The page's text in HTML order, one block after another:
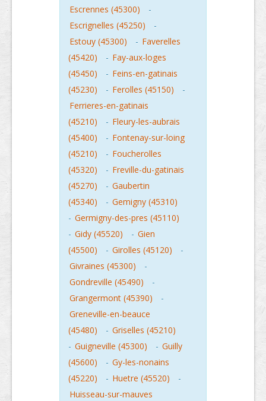
Escrennes (45300)
-
Escrignelles (45250)
-
Estouy (45300)
- Faverelles
(45420)
- Fay-aux-loges
(45450)
- Feins-en-gatinais
(45230)
- Ferolles (45150)
-
Ferrieres-en-gatinais
(45210)
- Fleury-les-aubrais
(45400)
- Fontenay-sur-loing
(45210)
- Foucherolles
(45320)
- Freville-du-gatinais
(45270)
- Gaubertin
(45340)
- Gemigny (45310)
- Germigny-des-pres (45110)
- Gidy (45520) - Gien
(45500)
- Girolles (45120)
-
Givraines (45300)
-
Gondreville (45490)
-
Grangermont (45390)
-
Greneville-en-beauce
(45480)
- Griselles (45210)
- Guigneville (45300) - Guilly
(45600)
- Gy-les-nonains
(45220)
- Huetre (45520)
-
Huisseau-sur-mauves